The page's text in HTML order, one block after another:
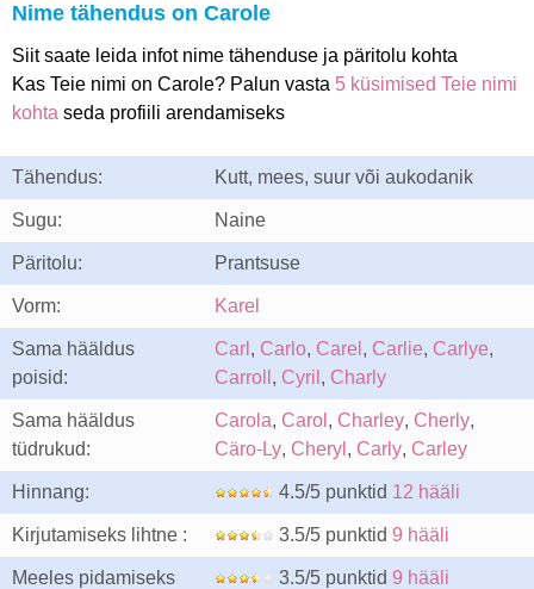
Nime tähendus on Carole
Siit saate leida infot nime tähenduse ja päritolu kohta
Kas Teie nimi on Carole? Palun vasta 5 küsimised Teie nimi
kohta seda profiili arendamiseks
Tähendus: Kutt, mees, suur või aukodanik
Sugu: Naine
Päritolu: Prantsuse
Vorm: Karel
Sama hääldus
poisid:
Carl , Carlo, Carel , Carlie, Carlye,
Carroll , Cyril , Charly
Sama hääldus
tüdrukud:
Carola, Carol , Charley, Cherly,
Cäro-Ly, Cheryl , Carly, Carley
Hinnang: 4.5/5 punktid 12 hääli
Kirjutamiseks lihtne : 3.5/5 punktid 9 hääli
Meeles pidamiseks
3.5/5 punktid 9 hääli